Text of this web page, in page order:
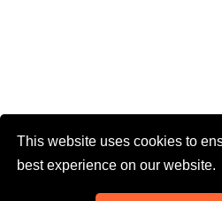
This website uses cookies to
best experience on our website.